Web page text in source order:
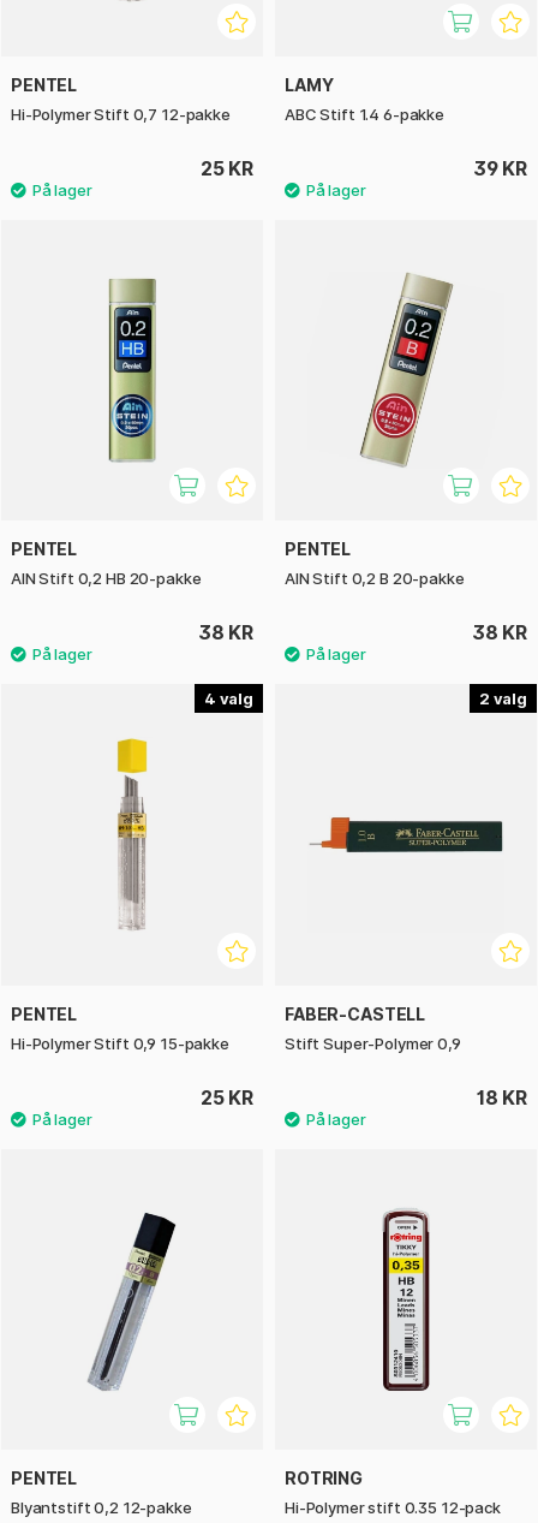
PENTEL
Hi-Polymer Stift 0,7 12-pakke
25 KR
LAMY
ABC Stift 1.4 6-pakke
39 KR
PENTEL
AIN Stift 0,2 HB 20-pakke
38 KR
PENTEL
AIN Stift 0,2 B 20-pakke
38 KR
4
PENTEL
Hi-Polymer Stift 0,9 15-pakke
25 KR
2
FABER-CASTELL
Stift Super-Polymer 0,9
18 KR
PENTEL
Blyantstift 0,2 12-pakke
ROTRING
Hi-Polymer stift 0.35 12-pack